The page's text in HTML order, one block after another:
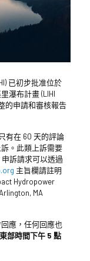
已初步批准位於
瀑布計畫 (LIHI
的申請和審核報告
有在 60 天的評論
。此類上訴需要
訴請求可以透過
主旨欄請註明
Hydropower
MA
應，任何回應也
部時間下午 5 點